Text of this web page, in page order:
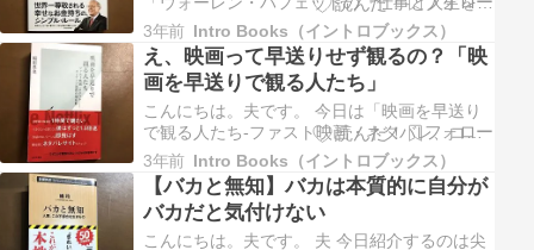
かにする8つの哲学』」です。投資の神様、オ
マハの賢人、聖ウォーレン…数々の異名を持つ
言わずと知れた著名投資家ですね。僕も一人の
投資家としてバフェットの本は色々読んでいる
のですが、この本は読みやすい…
3年前 Intro Books（イントロブックス）
え、映画って早送りせず観るの？「映
画を早送りで観る人たち」
こんにちは。夫です。 今日は「映画を早送り
で観る人たち-ファスト映画・ネタバレ、コン
テンツ消費の現在形」という本を紹介したいと
思います。 夫 僕自身、映画制作に関わったこ
ともあれば、Youtuberとして活動したことも
あります。音楽活動もしているので「コンテン
ツ」とは深く関わって…
3年前 Intro Books（イントロブックス）
【バカと無知】バカは本質的に自分が
バカだと気付けない
こんにちは。夫です。 夫 今日紹介するのは尖